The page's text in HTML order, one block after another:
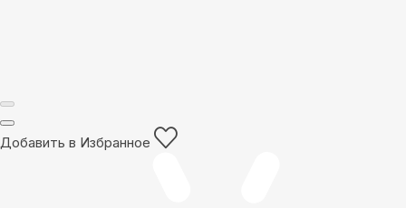
Добавить в Избранное